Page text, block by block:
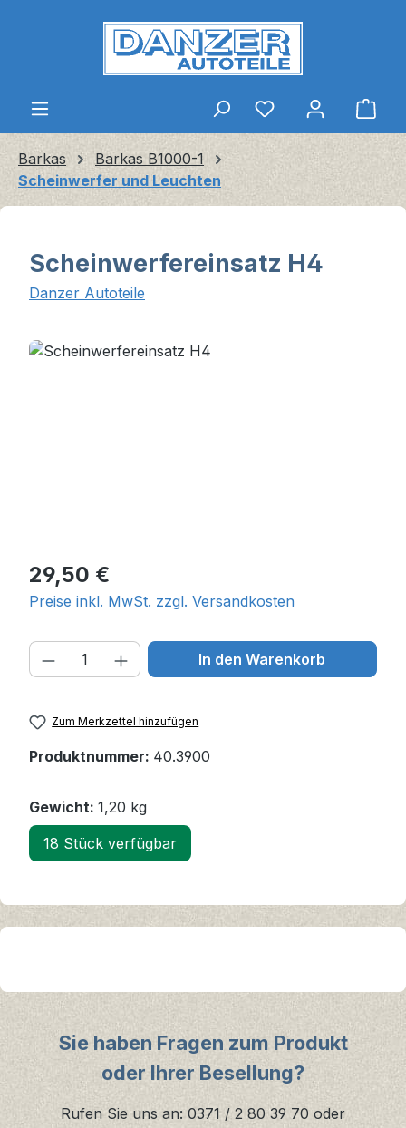
Zum Hauptinhalt springen
Barkas
Barkas B1000-1
Scheinwerfer und Leuchten
Scheinwerfereinsatz H4
Danzer Autoteile
Bildergalerie überspringen
Regulärer Preis:
29,50 €
Preise inkl. MwSt. zzgl. Versandkosten
Produkt Anzahl: Gib den
In den Warenkorb
Zum Merkzettel hinzufügen
Produktnummer: 40.3900
Gewicht: 1,20 kg
18 Stück verfügbar
Sie haben Fragen zum Produkt
oder Ihrer Besellung?
Rufen Sie uns an: 0371 / 2 80 39 70 oder